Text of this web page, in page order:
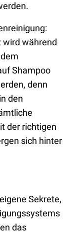
wird während
Shampoo
denn
den
der richtigen
sich hinter
Sekrete,
das